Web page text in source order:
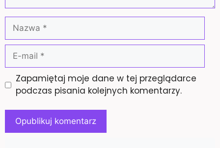
Nazwa
mail
Zapamiętaj moje dane w tej przeglądarce
podczas pisania kolejnych komentarzy.